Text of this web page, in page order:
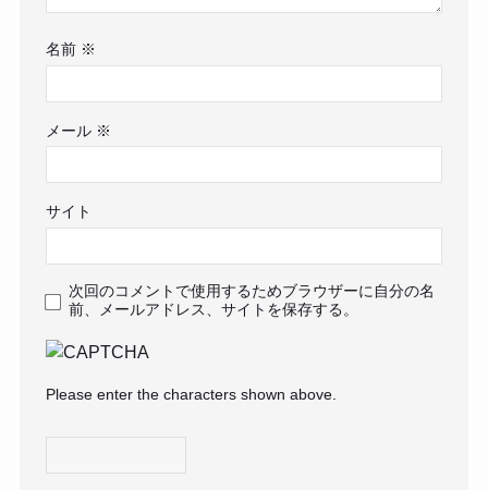
名前 ※
メール ※
サイト
次回のコメントで使用するためブラウザーに自分の名
前、メールアドレス、サイトを保存する。
Please enter the characters shown above.